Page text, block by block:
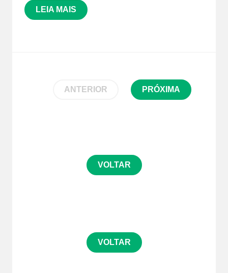
LEIA MAIS
ANTERIOR PRÓXIMA
VOLTAR
VOLTAR